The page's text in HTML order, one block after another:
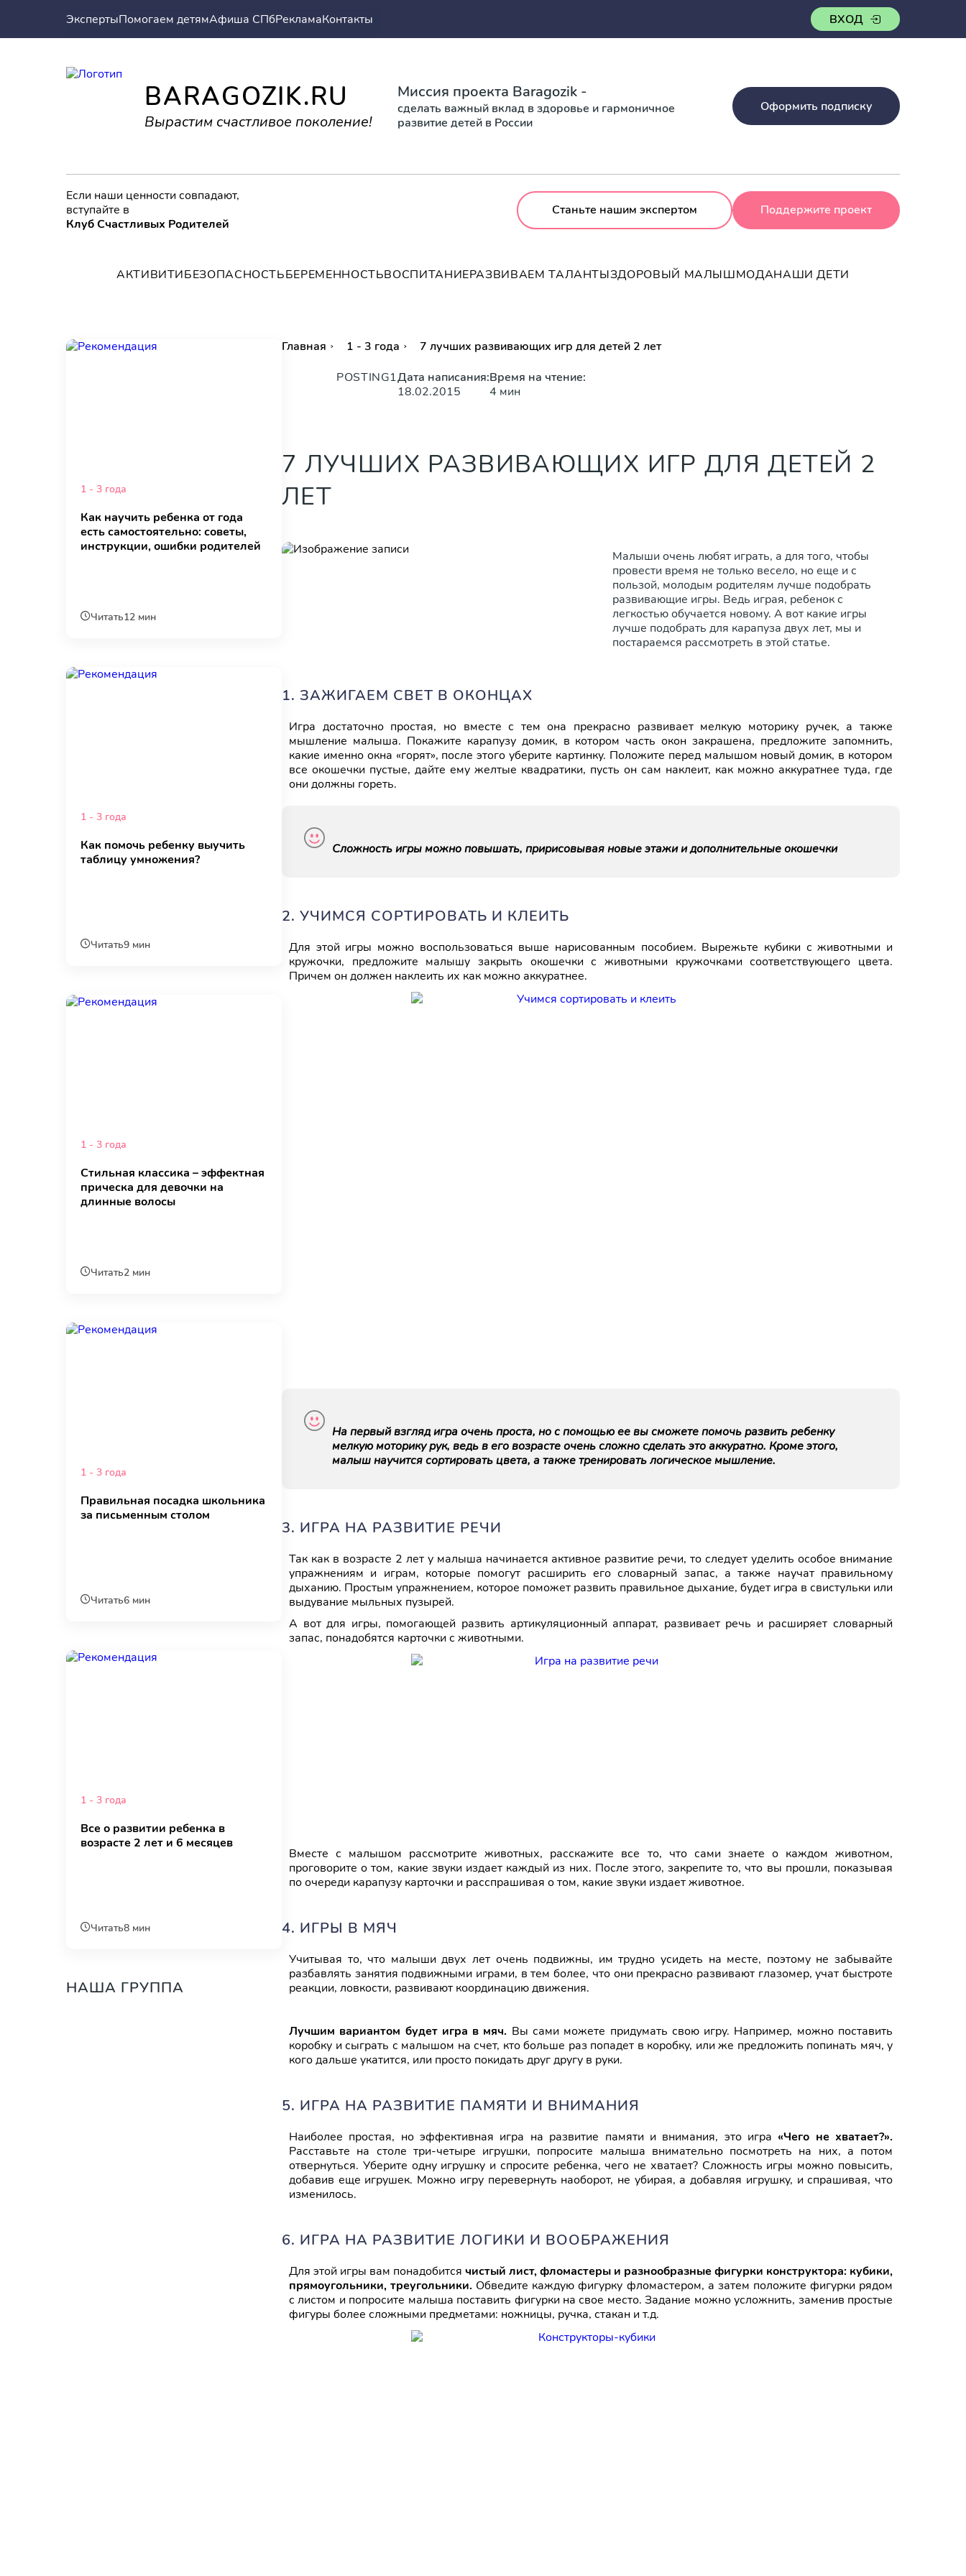
ЭкспертыПомогаем детямАфиша СПбРекламаКонтакты ВХОД
BARAGOZIK.RU
Вырастим счастливое поколение!
Миссия проекта Baragozik -
сделать важный вклад в здоровье и гармоничное
развитие детей в России
Оформить подписку
Если наши ценности совпадают,
вступайте в
Клуб Счастливых Родителей
Станьте нашим экспертом Поддержите проект
АКТИВИТИБЕЗОПАСНОСТЬБЕРЕМЕННОСТЬВОСПИТАНИЕРАЗВИВАЕМ ТАЛАНТЫЗДОРОВЫЙ МАЛЫШМОДАНАШИ ДЕТИ
1 - 3 года
Как научить ребенка от года
есть самостоятельно: советы,
инструкции, ошибки родителей
Читать12 мин
1 - 3 года
Как помочь ребенку выучить
таблицу умножения?
Читать9 мин
1 - 3 года
Стильная классика – эффектная
прическа для девочки на
длинные волосы
Читать2 мин
1 - 3 года
Правильная посадка школьника
за письменным столом
Читать6 мин
1 - 3 года
Все о развитии ребенка в
возрасте 2 лет и 6 месяцев
Читать8 мин
НАША ГРУППА
Главная 1 - 3 года
7 лучших развивающих игр для детей 2 лет
POSTING1Дата написания:
18.02.2015
Время на чтение:
4 мин
7 ЛУЧШИХ РАЗВИВАЮЩИХ ИГР ДЛЯ ДЕТЕЙ 2
ЛЕТ
Малыши очень любят играть, а для того, чтобы
провести время не только весело, но еще и с
пользой, молодым родителям лучше подобрать
развивающие игры. Ведь играя, ребенок с
легкостью обучается новому. А вот какие игры
лучше подобрать для карапуза двух лет, мы и
постараемся рассмотреть в этой статье.
1. ЗАЖИГАЕМ СВЕТ В ОКОНЦАХ
Игра достаточно простая, но вместе с тем она прекрасно развивает мелкую моторику ручек, а также
мышление малыша. Покажите карапузу домик, в котором часть окон закрашена, предложите запомнить,
какие именно окна «горят», после этого уберите картинку. Положите перед малышом новый домик, в котором
все окошечки пустые, дайте ему желтые квадратики, пусть он сам наклеит, как можно аккуратнее туда, где
они должны гореть.
Сложность игры можно повышать, пририсовывая новые этажи и дополнительные окошечки
2. УЧИМСЯ СОРТИРОВАТЬ И КЛЕИТЬ
Для этой игры можно воспользоваться выше нарисованным пособием. Вырежьте кубики с животными и
кружочки, предложите малышу закрыть окошечки с животными кружочками соответствующего цвета.
Причем он должен наклеить их как можно аккуратнее.
На первый взгляд игра очень проста, но с помощью ее вы сможете помочь развить ребенку
мелкую моторику рук, ведь в его возрасте очень сложно сделать это аккуратно. Кроме этого,
малыш научится сортировать цвета, а также тренировать логическое мышление.
3. ИГРА НА РАЗВИТИЕ РЕЧИ
Так как в возрасте 2 лет у малыша начинается активное развитие речи, то следует уделить особое внимание
упражнениям и играм, которые помогут расширить его словарный запас, а также научат правильному
дыханию. Простым упражнением, которое поможет развить правильное дыхание, будет игра в свистульки или
выдувание мыльных пузырей.
А вот для игры, помогающей развить артикуляционный аппарат, развивает речь и расширяет словарный
запас, понадобятся карточки с животными.
Вместе с малышом рассмотрите животных, расскажите все то, что сами знаете о каждом животном,
проговорите о том, какие звуки издает каждый из них. После этого, закрепите то, что вы прошли, показывая
по очереди карапузу карточки и расспрашивая о том, какие звуки издает животное.
4. ИГРЫ В МЯЧ
Учитывая то, что малыши двух лет очень подвижны, им трудно усидеть на месте, поэтому не забывайте
разбавлять занятия подвижными играми, в тем более, что они прекрасно развивают глазомер, учат быстроте
реакции, ловкости, развивают координацию движения.
Лучшим вариантом будет игра в мяч. Вы сами можете придумать свою игру. Например, можно поставить
коробку и сыграть с малышом на счет, кто больше раз попадет в коробку, или же предложить попинать мяч, у
кого дальше укатится, или просто покидать друг другу в руки.
5. ИГРА НА РАЗВИТИЕ ПАМЯТИ И ВНИМАНИЯ
Наиболее простая, но эффективная игра на развитие памяти и внимания, это игра «Чего не хватает?».
Расставьте на столе три-четыре игрушки, попросите малыша внимательно посмотреть на них, а потом
отвернуться. Уберите одну игрушку и спросите ребенка, чего не хватает? Сложность игры можно повысить,
добавив еще игрушек. Можно игру перевернуть наоборот, не убирая, а добавляя игрушку, и спрашивая, что
изменилось.
6. ИГРА НА РАЗВИТИЕ ЛОГИКИ И ВООБРАЖЕНИЯ
Для этой игры вам понадобится чистый лист, фломастеры и разнообразные фигурки конструктора: кубики,
прямоугольники, треугольники. Обведите каждую фигурку фломастером, а затем положите фигурки рядом
с листом и попросите малыша поставить фигурки на свое место. Задание можно усложнить, заменив простые
фигуры более сложными предметами: ножницы, ручка, стакан и т.д.